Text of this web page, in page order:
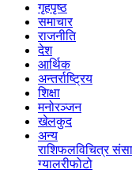
गृहपृष्ठ
समाचार
राजनीति
देश
आर्थिक
अन्तर्राष्ट्रिय
शिक्षा
मनोरञ्जन
खेलकुद
अन्य
राशिफलविचित्र
ग्यालरीफोटो